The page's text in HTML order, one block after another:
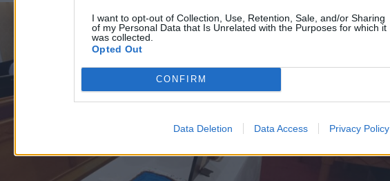
I want to opt-out of Collection, Use, Retention, Sale, and/or Sharing
of my Personal Data that Is Unrelated with the Purposes for which it
was collected.
Opted Out
CONFIRM
Data Deletion Data Access Privacy Policy